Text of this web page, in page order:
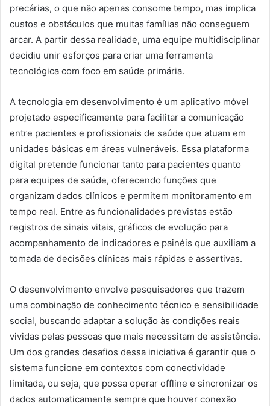
precárias, o que não apenas consome tempo, mas implica
custos e obstáculos que muitas famílias não conseguem
arcar. A partir dessa realidade, uma equipe multidisciplinar
decidiu unir esforços para criar uma ferramenta
tecnológica com foco em saúde primária.
A tecnologia em desenvolvimento é um aplicativo móvel
projetado especificamente para facilitar a comunicação
entre pacientes e profissionais de saúde que atuam em
unidades básicas em áreas vulneráveis. Essa plataforma
digital pretende funcionar tanto para pacientes quanto
para equipes de saúde, oferecendo funções que
organizam dados clínicos e permitem monitoramento em
tempo real. Entre as funcionalidades previstas estão
registros de sinais vitais, gráficos de evolução para
acompanhamento de indicadores e painéis que auxiliam a
tomada de decisões clínicas mais rápidas e assertivas.
O desenvolvimento envolve pesquisadores que trazem
uma combinação de conhecimento técnico e sensibilidade
social, buscando adaptar a solução às condições reais
vividas pelas pessoas que mais necessitam de assistência.
Um dos grandes desafios dessa iniciativa é garantir que o
sistema funcione em contextos com conectividade
limitada, ou seja, que possa operar offline e sincronizar os
dados automaticamente sempre que houver conexão